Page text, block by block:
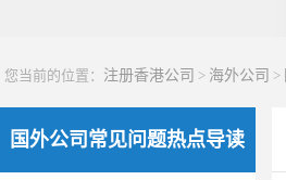
您当前的位置： 注册香港公司 > 海外公司 >
国外公司常见问题热点导读